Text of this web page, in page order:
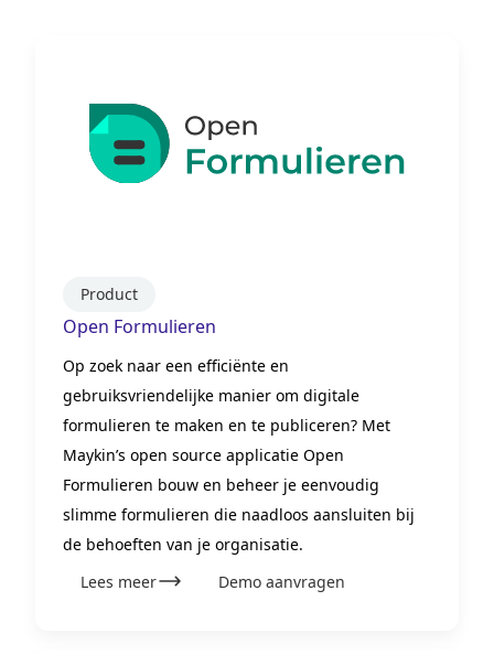
Product
Open Formulieren
Op zoek naar een efficiënte en
gebruiksvriendelijke manier om digitale
formulieren te maken en te publiceren? Met
Maykin’s open source applicatie Open
Formulieren bouw en beheer je eenvoudig
slimme formulieren die naadloos aansluiten bij
de behoeften van je organisatie.
Lees meer
Demo aanvragen